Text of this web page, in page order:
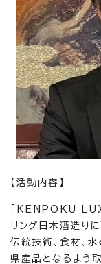
【活動内容】
「KENPOKU
リング日本酒造り
伝統技術、食材、
県産品となるよう